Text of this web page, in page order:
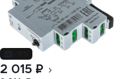
2 015 ₽